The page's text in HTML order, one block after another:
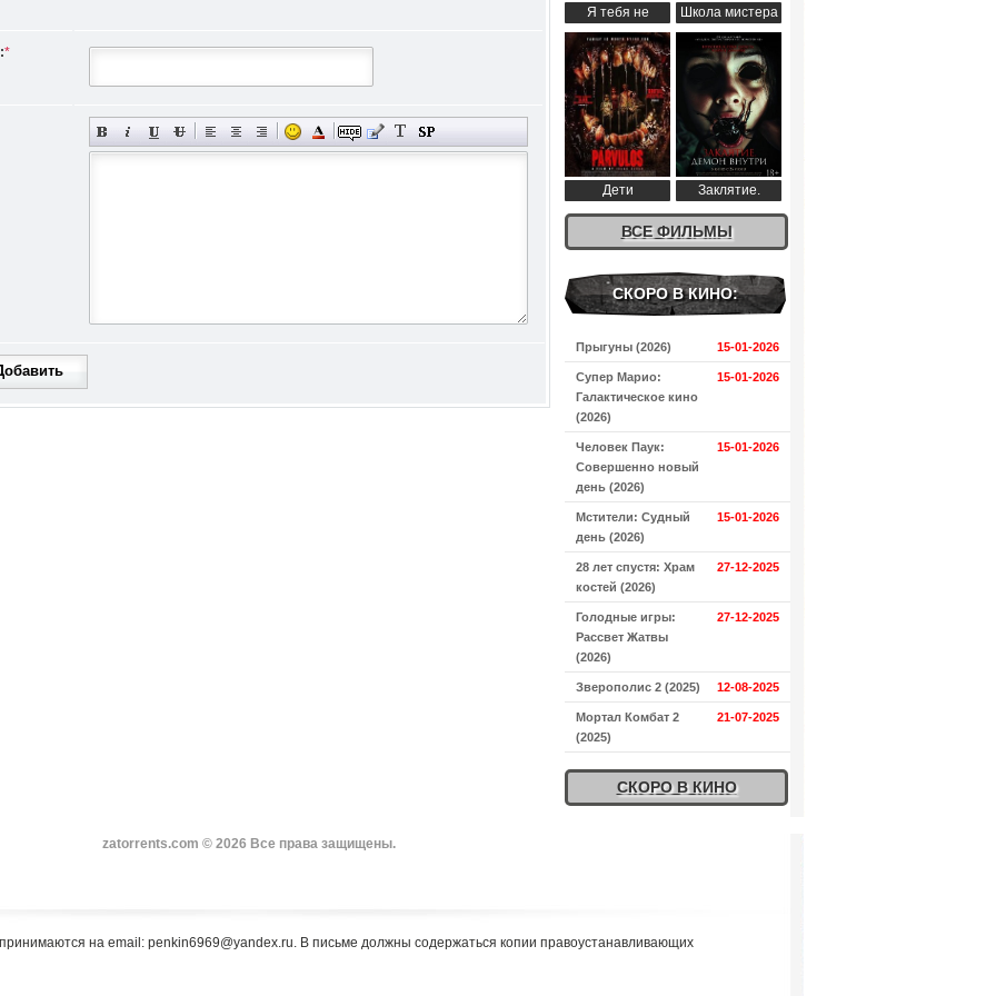
*
Я тебя не
понимаю (2024)
Школа мистера
Пингвина (2024)
Дети
апокалипсиса
(2024)
Заклятие.
Демон внутри
(2024)
ВСЕ ФИЛЬМЫ
СКОРО В КИНО:
Прыгуны (2026) 15-01-2026
Супер Марио:
Галактическое кино
(2026)
15-01-2026
Человек Паук:
Совершенно новый
день (2026)
15-01-2026
Мстители: Судный
день (2026)
15-01-2026
28 лет спустя: Храм
костей (2026)
27-12-2025
Голодные игры:
Рассвет Жатвы
(2026)
27-12-2025
Зверополис 2 (2025) 12-08-2025
Мортал Комбат 2
(2025)
21-07-2025
СКОРО В КИНО
zatorrents.com © 2026 Все права защищены.
на email: penkin6969@yandex.ru. В письме должны содержаться копии правоустанавливающих